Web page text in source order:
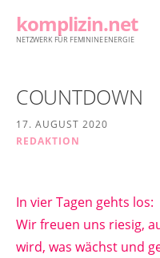
Inhaltkomplizin.net
NETZWERK FÜR FEMININE ENERGIE
COUNTDOWN
17. AUGUST 2020
REDAKTION
In vier Tagen gehts los:
Wir freuen uns riesig,
wird, was wächst und